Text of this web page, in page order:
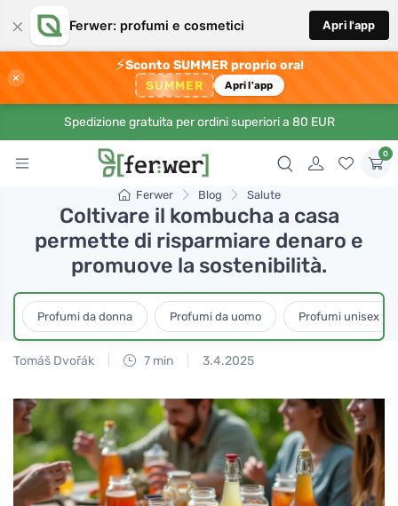
× Ferwer: profumi e cosmetici Apri l'app
×
⚡Sconto SUMMER proprio ora!
SUMMER Apri l'app
Spedizione gratuita per ordini superiori a 80 EUR
0
Ferwer Blog Salute
Coltivare il kombucha a casa
permette di risparmiare denaro e
promuove la sostenibilità.
Profumi da donna Profumi da uomo Profumi unisex
Tomáš Dvořák 7 min 3.4.2025